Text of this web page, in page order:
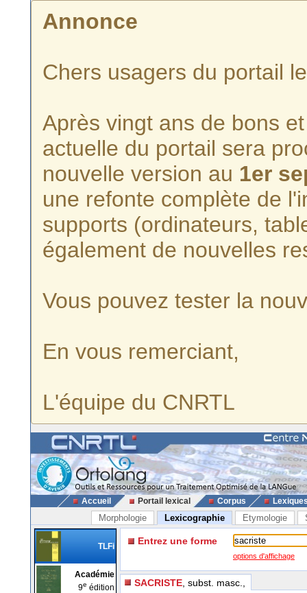
Annonce
Chers usagers du portail
Après vingt ans de bons
actuelle du portail sera
nouvelle version au 1er
une refonte complète de
supports (ordinateurs,
également de nouvelles
Vous pouvez tester la
En vous remerciant,
L'équipe du CNRTL
Accueil Portail lexical Corpus
Morphologie Lexicographie Etymologie
TLFi
Académie
9e édition
Entrez une forme
options d'affichage
SACRISTE , subst. masc.,